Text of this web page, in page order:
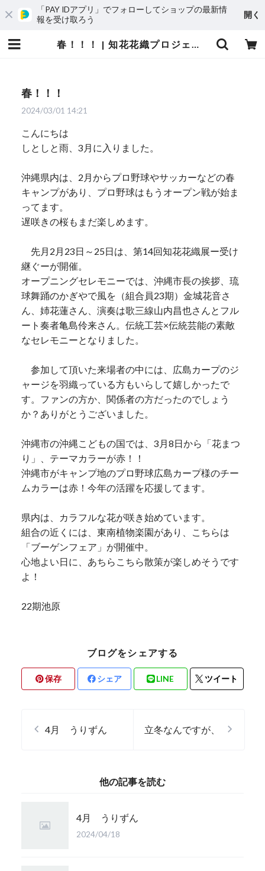
「PAY IDアプリ」でフォローしてショップの最新情
報を受け取ろう
開く
春！！！ | 知花花織プロジェクト
春！！！
2024/03/01 14:21
こんにちは
しとしと雨、3月に入りました。
沖縄県内は、2月からプロ野球やサッカーなどの春
キャンプがあり、プロ野球はもうオープン戦が始ま
ってます。
遅咲きの桜もまだ楽しめます。
先月2月23日～25日は、第14回知花花織展ー受け
継ぐーが開催。
オープニングセレモニーでは、沖縄市長の挨拶、琉
球舞踊のかぎやで風を（組合員23期）金城花音さ
ん、姉花蓮さん、演奏は歌三線山内昌也さんとフル
ート奏者亀島伶来さん。伝統工芸×伝統芸能の素敵
なセレモニーとなりました。
参加して頂いた来場者の中には、広島カープのジ
ャージを羽織っている方もいらして嬉しかったで
す。ファンの方か、関係者の方だったのでしょう
か？ありがとうございました。
沖縄市の沖縄こどもの国では、3月8日から「花まつ
り」、テーマカラーが赤！！
沖縄市がキャンプ地のプロ野球広島カープ様のチー
ムカラーは赤！今年の活躍を応援してます。
県内は、カラフルな花が咲き始めています。
組合の近くには、東南植物楽園があり、こちらは
「ブーゲンフェア」が開催中。
心地よい日に、あちらこちら散策が楽しめそうです
よ！
22期池原
ブログをシェアする
保存 シェア LINE ツイート
4月 うりずん 立冬なんですが、
他の記事を読む
4月 うりずん
2024/04/18